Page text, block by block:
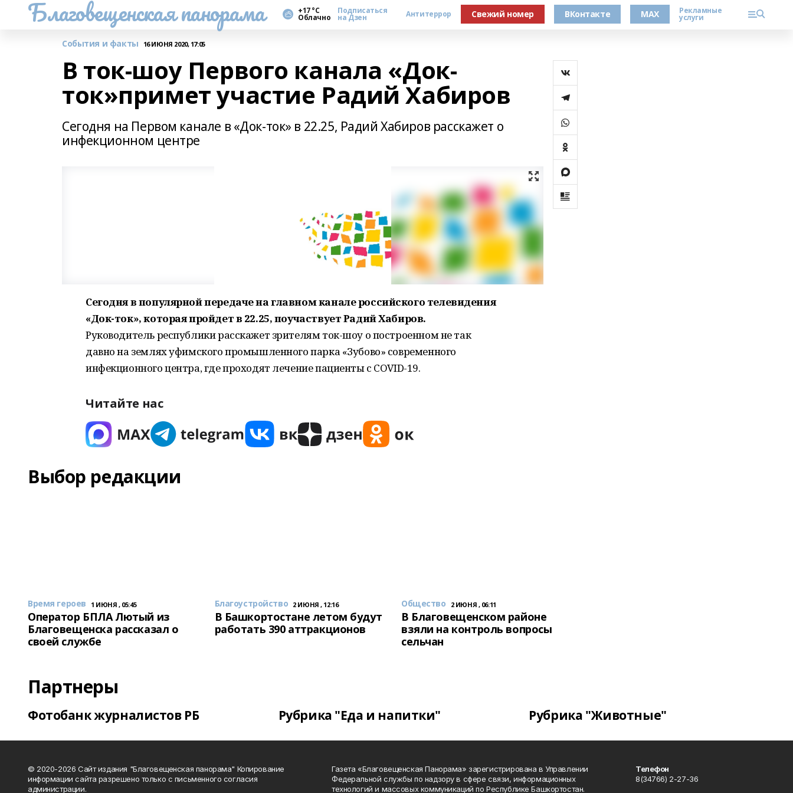
Благовещенская панорама +17 °С
Облачно
Подписаться
на Дзен Антитеррор Свежий номер ВКонтакте MAX Рекламные
услуги
События и факты 16 ИЮНЯ 2020, 17:05
В ток-шоу Первого канала «Док-
ток»примет участие Радий Хабиров
Сегодня на Первом канале в «Док-ток» в 22.25, Радий Хабиров расскажет о
инфекционном центре
Сегодня в популярной передаче на главном канале российского телевидения
«Док-ток», которая пройдет в 22.25, поучаствует Радий Хабиров.
Руководитель республики расскажет зрителям ток-шоу о построенном не так
давно на землях уфимского промышленного парка «Зубово» современного
инфекционного центра, где проходят лечение пациенты с COVID-19.
Читайте нас
Выбор редакции
Время героев 1 ИЮНЯ , 05:45
Оператор БПЛА Лютый из
Благовещенска рассказал о
своей службе
Благоустройство 2 ИЮНЯ , 12:16
В Башкортостане летом будут
работать 390 аттракционов
Общество 2 ИЮНЯ , 06:11
В Благовещенском районе
взяли на контроль вопросы
сельчан
Партнеры
Фотобанк журналистов РБ Рубрика "Еда и напитки" Рубрика "Животные"
© 2020-2026 Сайт издания "Благовещенская панорама" Копирование
информации сайта разрешено только с письменного согласия
администрации.
Газета «Благовещенская Панорама» зарегистрирована в Управлении
Федеральной службы по надзору в сфере связи, информационных
технологий и массовых коммуникаций по Республике Башкортостан.
Телефон
8(34766) 2-27-36